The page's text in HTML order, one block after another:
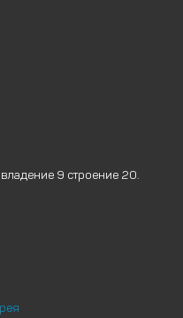
9 строение 20.